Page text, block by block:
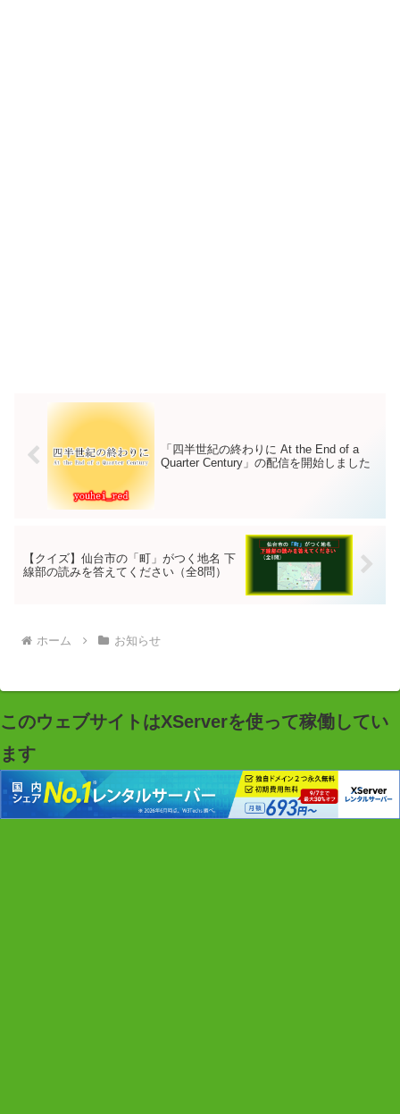
「四半世紀の終わりに At the End of a
Quarter Century」の配信を開始しました
【クイズ】仙台市の「町」がつく地名 下
線部の読みを答えてください（全8問）
ホーム お知らせ
このウェブサイトはXServerを使って稼働してい
ます